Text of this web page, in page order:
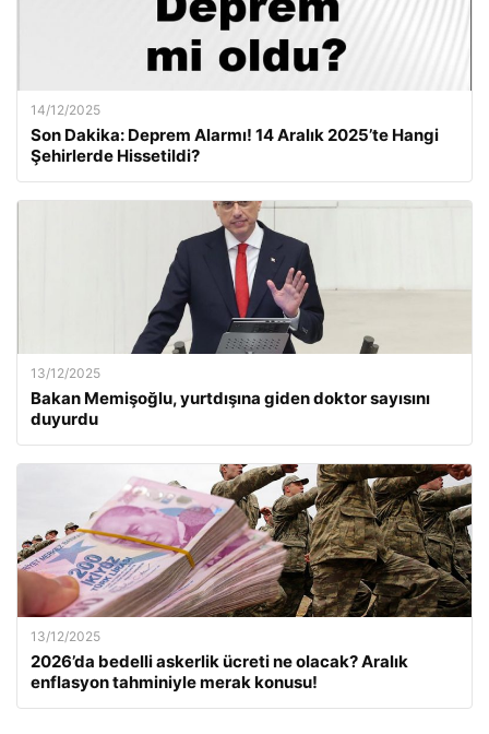
14/12/2025
Son Dakika: Deprem Alarmı! 14 Aralık 2025’te Hangi
Şehirlerde Hissetildi?
13/12/2025
Bakan Memişoğlu, yurtdışına giden doktor sayısını
duyurdu
13/12/2025
2026’da bedelli askerlik ücreti ne olacak? Aralık
enflasyon tahminiyle merak konusu!